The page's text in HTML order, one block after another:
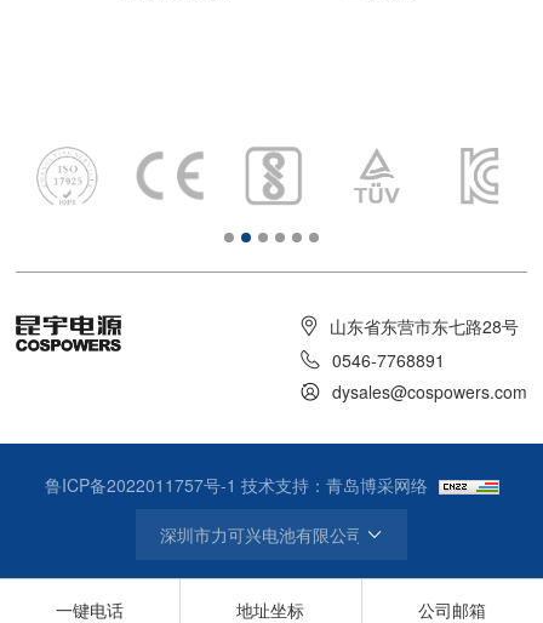
山东省东营市东七路28号
0546-7768891
dysales@cospowers.com
鲁ICP备2022011757号-1 技术支持：青岛博采网络
一键电话 地址坐标 公司邮箱